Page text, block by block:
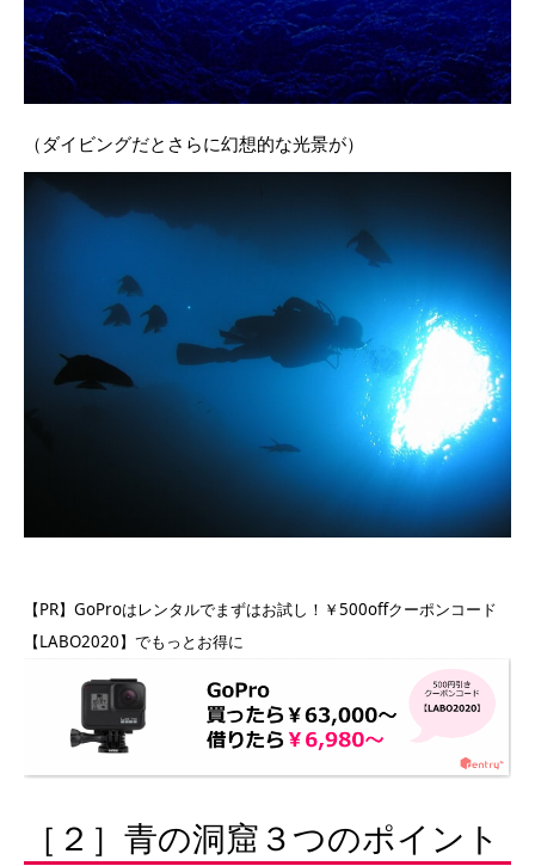
（ダイビングだとさらに幻想的な光景が）
【PR】GoProはレンタルでまずはお試し！￥500offクーポンコード
【LABO2020】でもっとお得に
［２］青の洞窟３つのポイント